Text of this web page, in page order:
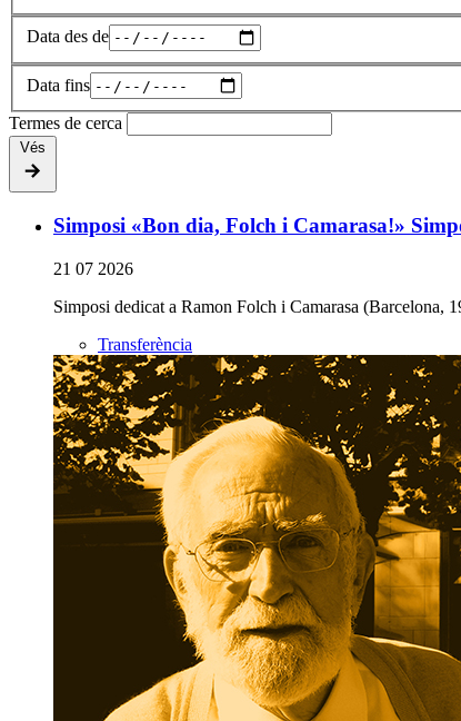
Data des de
Data fins
Termes de cerca
Vés
Simposi «Bon dia, Folch i Camarasa!»
21 07 2026
Simposi dedicat a Ramon Folch i Camarasa (Barcelona,
Transferència